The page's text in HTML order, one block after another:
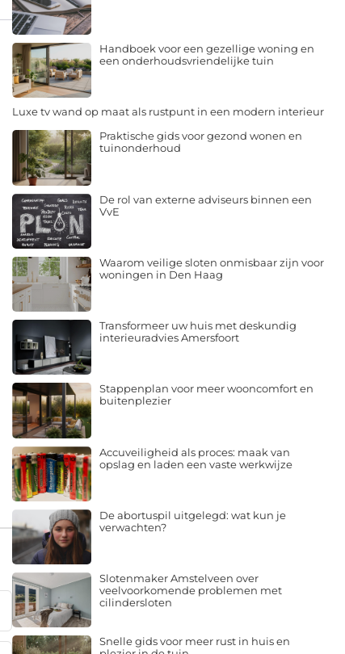
Handboek voor een gezellige woning en
een onderhoudsvriendelijke tuin
Luxe tv wand op maat als rustpunt in een modern interieur
Praktische gids voor gezond wonen en
tuinonderhoud
De rol van externe adviseurs binnen een
VvE
Waarom veilige sloten onmisbaar zijn voor
woningen in Den Haag
Transformeer uw huis met deskundig
interieuradvies Amersfoort
Stappenplan voor meer wooncomfort en
buitenplezier
Accuveiligheid als proces: maak van
opslag en laden een vaste werkwijze
De abortuspil uitgelegd: wat kun je
verwachten?
Slotenmaker Amstelveen over
veelvoorkomende problemen met
cilindersloten
Snelle gids voor meer rust in huis en